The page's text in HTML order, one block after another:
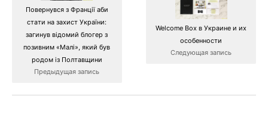
Повернувся з Франції аби
стати на захист України:
загинув відомий блогер з
позивним «Малі», який був
родом із Полтавщини
Предыдущая запись
Welcome Box в Украине и их
особенности
Следующая запись